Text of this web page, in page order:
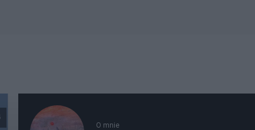
O mnie